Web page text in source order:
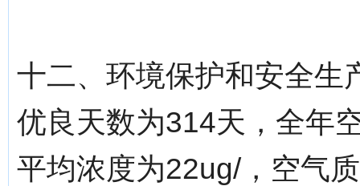
十二、环境保护和安全生
优良天数为314天，全年
平均浓度为22ug/，空气